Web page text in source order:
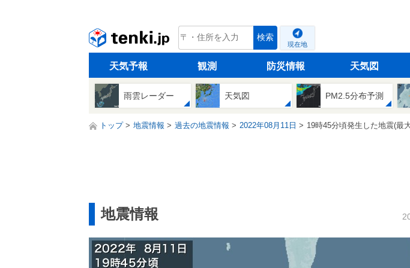
tenki.jp 検索
現在地
天気予報 観測 防災情報 天気図
雨雲レーダー 天気図 PM2.5分布予測
トップ 地震情報 過去の地震情報 2022年08月11日 19時45分頃発生した地震(最
地震情報